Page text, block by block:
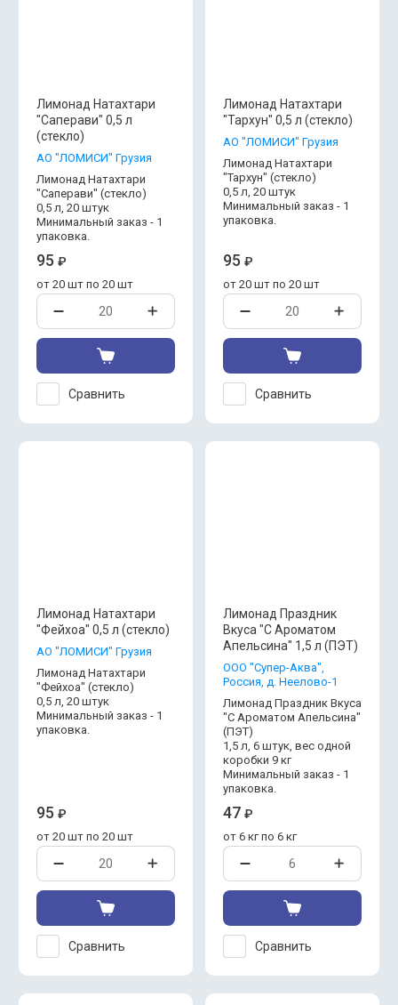
Лимонад Натахтари
"Саперави" 0,5 л
(стекло)
АО "ЛОМИСИ" Грузия
Лимонад Натахтари
"Саперави" (стекло)
0,5 л, 20 штук
Минимальный заказ - 1
упаковка.
95 ₽
от 20 шт по 20 шт
Сравнить
Лимонад Натахтари
"Тархун" 0,5 л (стекло)
АО "ЛОМИСИ" Грузия
Лимонад Натахтари
"Тархун" (стекло)
0,5 л, 20 штук
Минимальный заказ - 1
упаковка.
95 ₽
от 20 шт по 20 шт
Сравнить
Лимонад Натахтари
"Фейхоа" 0,5 л (стекло)
АО "ЛОМИСИ" Грузия
Лимонад Натахтари
"Фейхоа" (стекло)
0,5 л, 20 штук
Минимальный заказ - 1
упаковка.
95 ₽
от 20 шт по 20 шт
Сравнить
Лимонад Праздник
Вкуса "С Ароматом
Апельсина" 1,5 л (ПЭТ)
ООО "Супер-Аква",
Россия, д. Неелово-1
Лимонад Праздник Вкуса
"С Ароматом Апельсина"
(ПЭТ)
1,5 л, 6 штук, вес одной
коробки 9 кг
Минимальный заказ - 1
упаковка.
47 ₽
от 6 кг по 6 кг
Сравнить